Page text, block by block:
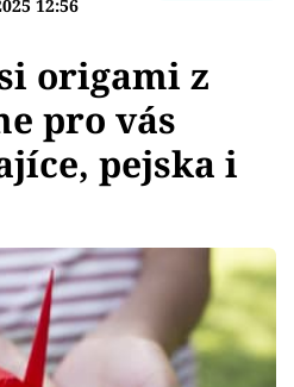
12:56
origami z
pro vás
pejska i